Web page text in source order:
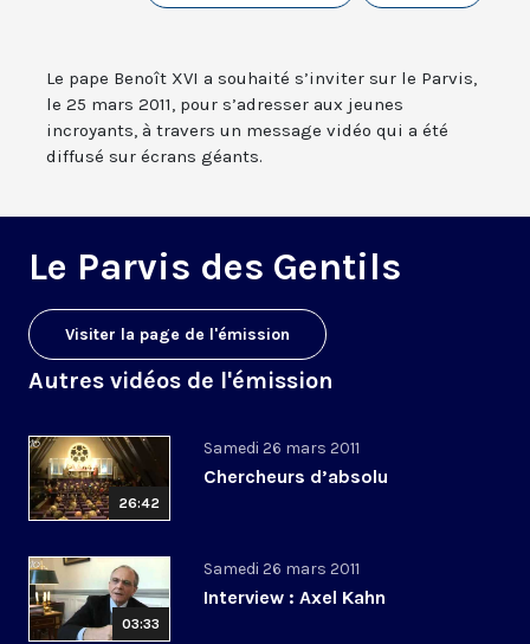
Le pape Benoît XVI a souhaité s’inviter sur le Parvis,
le 25 mars 2011, pour s’adresser aux jeunes
incroyants, à travers un message vidéo qui a été
diffusé sur écrans géants.
Le Parvis des Gentils
Visiter la page de l'émission
Autres vidéos de l'émission
26:42
Samedi 26 mars 2011
Chercheurs d’absolu
03:33
Samedi 26 mars 2011
Interview : Axel Kahn